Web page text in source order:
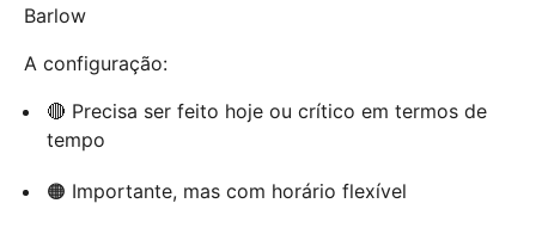
Barlow
A configuração:
🔴 Precisa ser feito hoje ou crítico em termos de
tempo
🟠 Importante, mas com horário flexível